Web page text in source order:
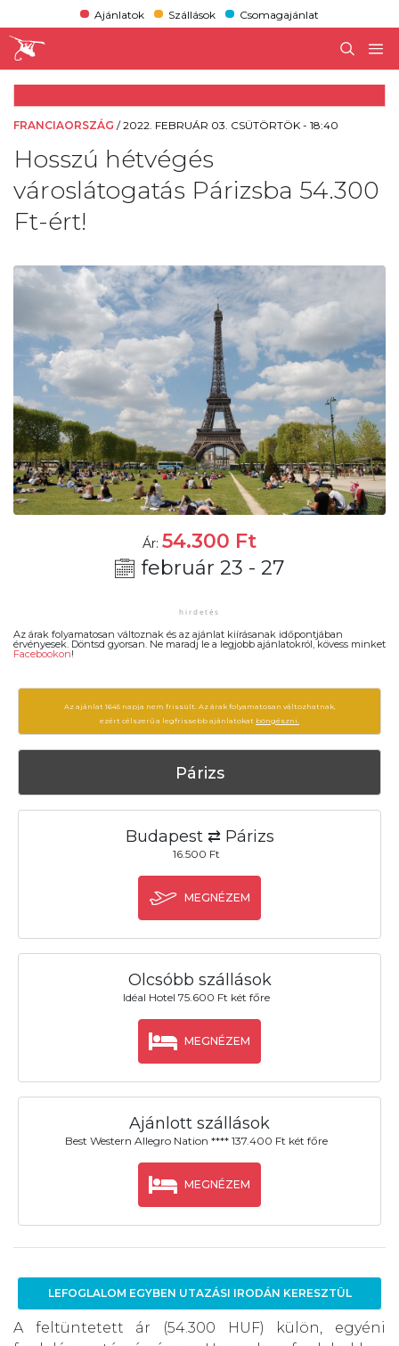
Ajánlatok Szállások Csomagajánlat
FRANCIAORSZÁG /2022. FEBRUÁR 03. CSÜTÖRTÖK - 18:40
Hosszú hétvégés
városlátogatás Párizsba 54.300
Ft-ért!
Ár: 54.300 Ft
február 23 - 27
Az árak folyamatosan változnak és az ajánlat kiírásanak időpontjában
érvényesek. Döntsd gyorsan. Ne maradj le a legjobb ajánlatokról, kövess minket
Facebookon!
Az ajánlat 1645 napja nem frissült. Az árak folyamatosan változhatnak,
ezért célszerű a legfrissebb ajánlatokat böngészni.
Párizs
Budapest ⇄ Párizs
16.500 Ft
MEGNÉZEM
Olcsóbb szállások
Idéal Hotel 75.600 Ft két főre
MEGNÉZEM
Ajánlott szállások
Best Western Allegro Nation **** 137.400 Ft két főre
MEGNÉZEM
LEFOGLALOM EGYBEN UTAZÁSI IRODÁN KERESZTÜL
A feltüntetett ár (54.300 HUF) külön, egyéni